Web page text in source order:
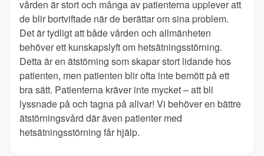
vården är stort och många av patienterna upplever att
de blir bortviftade när de berättar om sina problem.
Det är tydligt att både vården och allmänheten
behöver ett kunskapslyft om hetsätningsstörning.
Detta är en ätstörning som skapar stort lidande hos
patienten, men patienten blir ofta inte bemött på ett
bra sätt. Patienterna kräver inte mycket – att bli
lyssnade på och tagna på allvar! Vi behöver en bättre
ätstörningsvård där även patienter med
hetsätningsstörning får hjälp.